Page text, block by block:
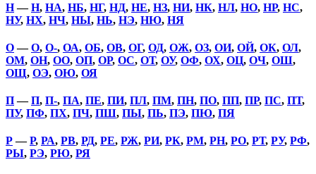
Н—Н, НА, НБ, НГ, НД, НЕ, НЗ, НИ, НК, НЛ, НО, НР, НС,
НУ, НХ, НЧ, НЫ, НЬ, НЭ, НЮ, НЯ
О—О, О-, ОА, ОБ, ОВ, ОГ, ОД, ОЖ, ОЗ, ОИ, ОЙ, ОК, ОЛ,
ОМ, ОН, ОО, ОП, ОР, ОС, ОТ, ОУ, ОФ, ОХ, ОЦ, ОЧ, ОШ,
ОЩ, ОЭ, ОЮ, ОЯ
П—П, П-, ПА, ПЕ, ПИ, ПЛ, ПМ, ПН, ПО, ПП, ПР, ПС, ПТ,
ПУ, ПФ, ПХ, ПЧ, ПШ, ПЫ, ПЬ, ПЭ, ПЮ, ПЯ
Р—Р, РА, РВ, РД, РЕ, РЖ, РИ, РК, РМ, РН, РО, РТ, РУ, РФ,
РЫ, РЭ, РЮ, РЯ